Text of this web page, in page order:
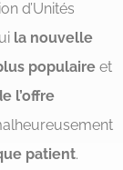
d’Unités
la nouvelle
populaire et
l’offre
patient.